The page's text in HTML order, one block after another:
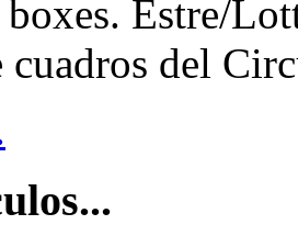
boxes. Estre/
cuadros del